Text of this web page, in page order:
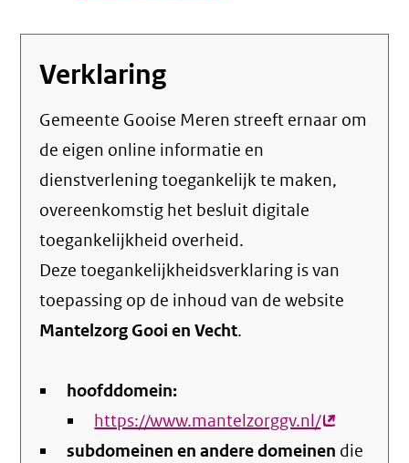
Verklaring
Gemeente Gooise Meren streeft ernaar om
de eigen online informatie en
dienstverlening toegankelijk te maken,
overeenkomstig het besluit digitale
toegankelijkheid overheid.
Deze toegankelijkheidsverklaring is van
toepassing op de inhoud van de website
Mantelzorg Gooi en Vecht.
hoofddomein:
https://www.mantelzorggv.nl/(externe
link)
subdomeinen en andere domeinen die